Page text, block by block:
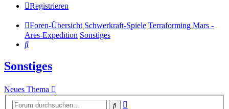
Registrieren
Foren-Übersicht Schwerkraft-Spiele Terraforming Mars -
Ares-Expedition Sonstiges
Suche
Sonstiges
Neues Thema
Suche